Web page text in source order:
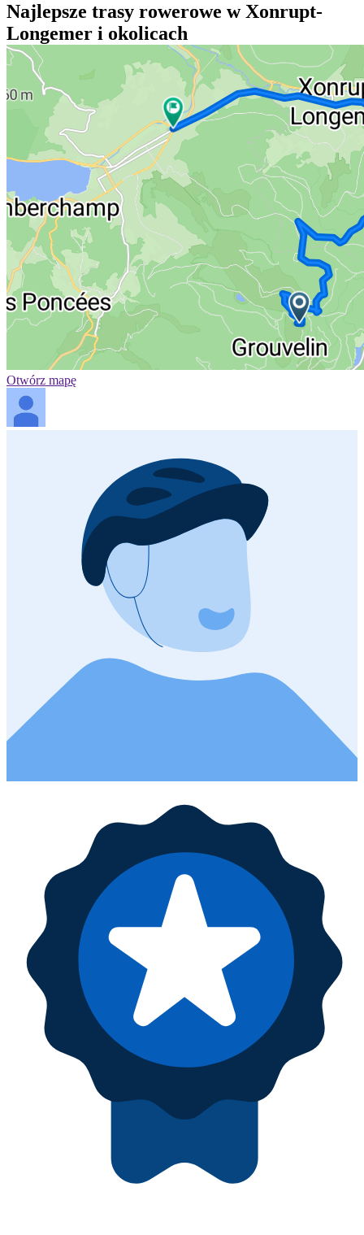
Najlepsze trasy rowerowe w Xonrupt-
Longemer i okolicach
Otwórz mapę